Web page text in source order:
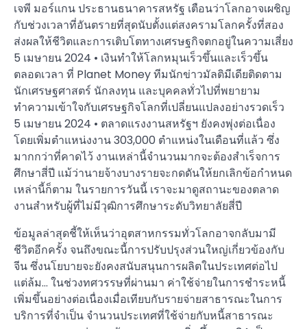
เจพี มอร์แกน ประธานธนาคารสหรัฐ เตือนว่าโลกอาจเผชิญ
กับช่วงเวลาที่อันตรายที่สุดนับตั้งแต่สงครามโลกครั้งที่สอง
ส่งผลให้ชีวิตและการเติบโตทางเศรษฐกิจตกอยู่ในความเสี่ยง
5 เมษายน 2024 • เงินทำให้โลกหมุนเร็วขึ้นและเร็วขึ้น
ตลอดเวลา ที่ Planet Money ทีมนักข่าวมัลติมีเดียติดตาม
นักเศรษฐศาสตร์ นักลงทุน และบุคคลทั่วไปที่พยายาม
ทำความเข้าใจกับเศรษฐกิจโลกที่เปลี่ยนแปลงอย่างรวดเร็ว
5 เมษายน 2024 • ตลาดแรงงานสหรัฐฯ ยังคงพุ่งต่อเนื่อง
โดยเพิ่มตำแหน่งงาน 303,000 ตำแหน่งในเดือนที่แล้ว ซึ่ง
มากกว่าที่คาดไว้ งานเหล่านี้จำนวนมากจะต้องสำเร็จการ
ศึกษาสี่ปี แม้ว่านายจ้างบางรายจะกดดันให้ยกเลิกข้อกำหนด
เหล่านี้ก็ตาม ในรายการวันนี้ เราจะมาดูสถานะของตลาด
งานสำหรับผู้ที่ไม่มีวุฒิการศึกษาระดับวิทยาลัยสี่ปี
ข้อมูลล่าสุดชี้ให้เห็นว่าอุตสาหกรรมทั่วโลกอาจกลับมามี
ชีวิตอีกครั้ง จนถึงขณะนี้การปรับปรุงส่วนใหญ่เกี่ยวข้องกับ
จีน ซึ่งนโยบายจะยังคงสนับสนุนการผลิตในประเทศต่อไป
แต่ล้ม… ในช่วงทศวรรษที่ผ่านมา ค่าใช้จ่ายในการชำระหนี้
เพิ่มขึ้นอย่างต่อเนื่องเมื่อเทียบกับรายจ่ายสาธารณะในการ
บริการที่จำเป็น จำนวนประเทศที่ใช้จ่ายกับหนี้สาธารณะ